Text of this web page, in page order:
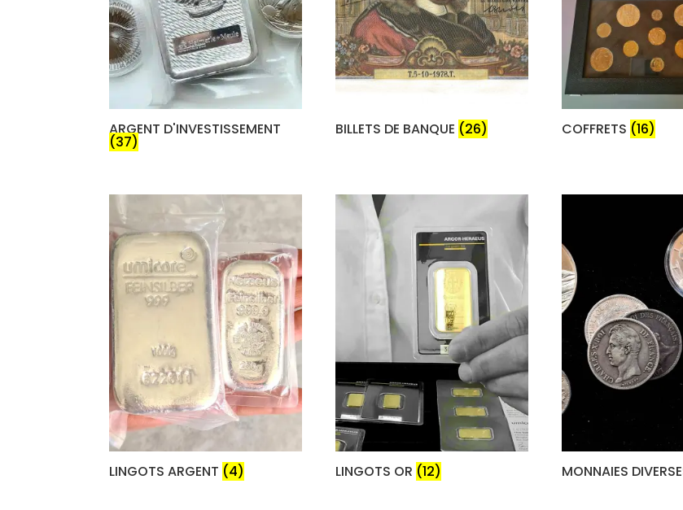
ARGENT D'INVESTISSEMENT
(37)
BILLETS DE BANQUE (26) COFFRETS (16)
LINGOTS ARGENT (4) LINGOTS OR (12) MONNAIES